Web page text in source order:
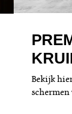
Bekijk
schermen